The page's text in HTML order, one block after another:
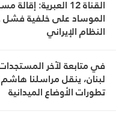
الصلة بالشأنين الداخلي
القناة 12 العبرية:
الموساد على خلفية
النظام الإيراني
في متابعة لآخر
لبنان، ينقل مراسلنا
تطورات الأوضاع الميدانية